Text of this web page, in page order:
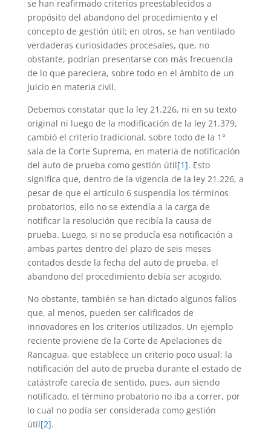
se han reafirmado criterios preestablecidos a
propósito del abandono del procedimiento y el
concepto de gestión útil; en otros, se han ventilado
verdaderas curiosidades procesales, que, no
obstante, podrían presentarse con más frecuencia
de lo que pareciera, sobre todo en el ámbito de un
juicio en materia civil.
Debemos constatar que la ley 21.226, ni en su texto
original ni luego de la modificación de la ley 21.379,
cambió el criterio tradicional, sobre todo de la 1°
sala de la Corte Suprema, en materia de notificación
del auto de prueba como gestión útil[1]. Esto
significa que, dentro de la vigencia de la ley 21.226, a
pesar de que el artículo 6 suspendía los términos
probatorios, ello no se extendía a la carga de
notificar la resolución que recibía la causa de
prueba. Luego, si no se producía esa notificación a
ambas partes dentro del plazo de seis meses
contados desde la fecha del auto de prueba, el
abandono del procedimiento debía ser acogido.
No obstante, también se han dictado algunos fallos
que, al menos, pueden ser calificados de
innovadores en los criterios utilizados. Un ejemplo
reciente proviene de la Corte de Apelaciones de
Rancagua, que establece un criterio poco usual: la
notificación del auto de prueba durante el estado de
catástrofe carecía de sentido, pues, aun siendo
notificado, el término probatorio no iba a correr, por
lo cual no podía ser considerada como gestión
útil[2].